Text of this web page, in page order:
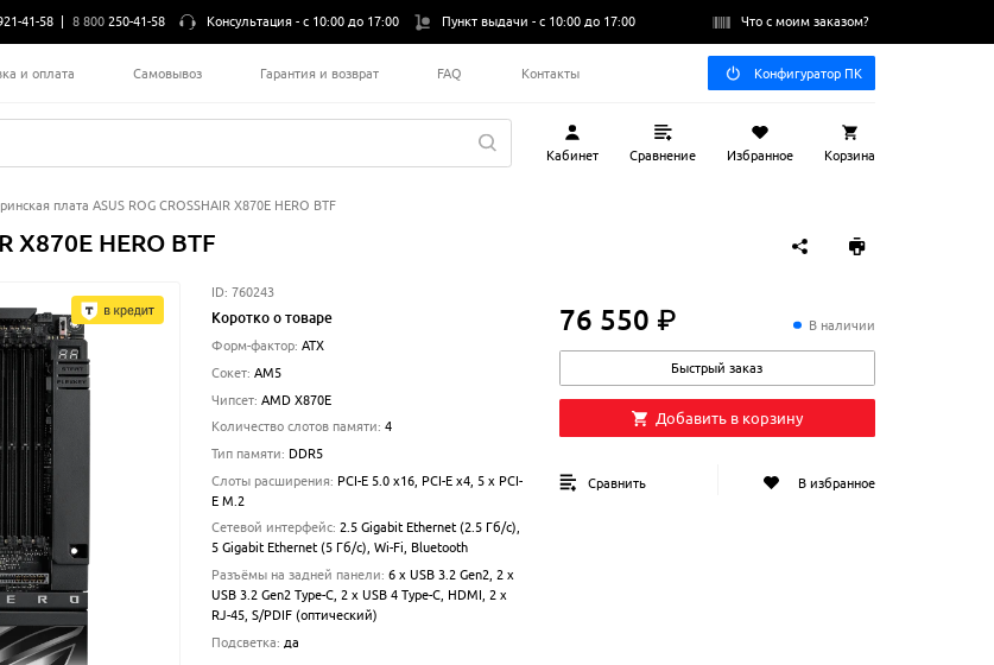
41-58 8 800 250-41-58 Консультация -с 10:00 до 17:00 Пункт выдачи -с 10:00 до 17:00 Что с моим заказом?
и оплата Самовывоз Гарантия и возврат FAQ Контакты Конфигуратор ПК
Кабинет Сравнение Избранное Корзина
плата ASUS ROG CROSSHAIR X870E HERO BTF
X870E HERO BTF
ID: 760243
Коротко о товаре
Форм-фактор: ATX
Сокет: AM5
Чипсет: AMD X870E
Количество слотов памяти: 4
Тип памяти: DDR5
Слоты расширения: PCI-E 5.0 x16, PCI-E x4, 5 x PCI-
E M.2
Сетевой интерфейс: 2.5 Gigabit Ethernet (2.5 Гб/с),
5 Gigabit Ethernet (5 Гб/с), Wi-Fi, Bluetooth
Разъёмы на задней панели: 6 x USB 3.2 Gen2, 2 x
USB 3.2 Gen2 Type-C, 2 x USB 4 Type-C, HDMI, 2 x
RJ-45, S/PDIF (оптический)
Подсветка: да
76 550 ₽76 550 ₽ В наличии
Быстрый заказ
Добавить в корзину
Сравнить В избранное